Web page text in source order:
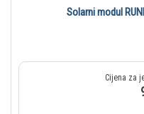
Solarni modul